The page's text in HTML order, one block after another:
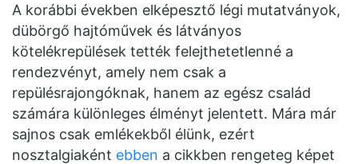
A korábbi években elképesztő légi mutatványok,
dübörgő hajtóművek és látványos
kötelékrepülések tették felejthetetlenné a
rendezvényt, amely nem csak a
repülésrajongóknak, hanem az egész család
számára különleges élményt jelentett. Mára már
sajnos csak emlékekből élünk, ezért
nosztalgiaként ebben a cikkben rengeteg képet